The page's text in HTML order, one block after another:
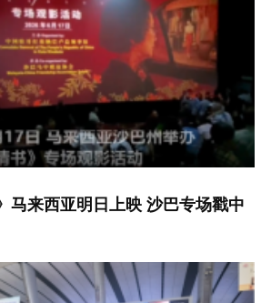
马来西亚明日上映 沙巴专场戳中